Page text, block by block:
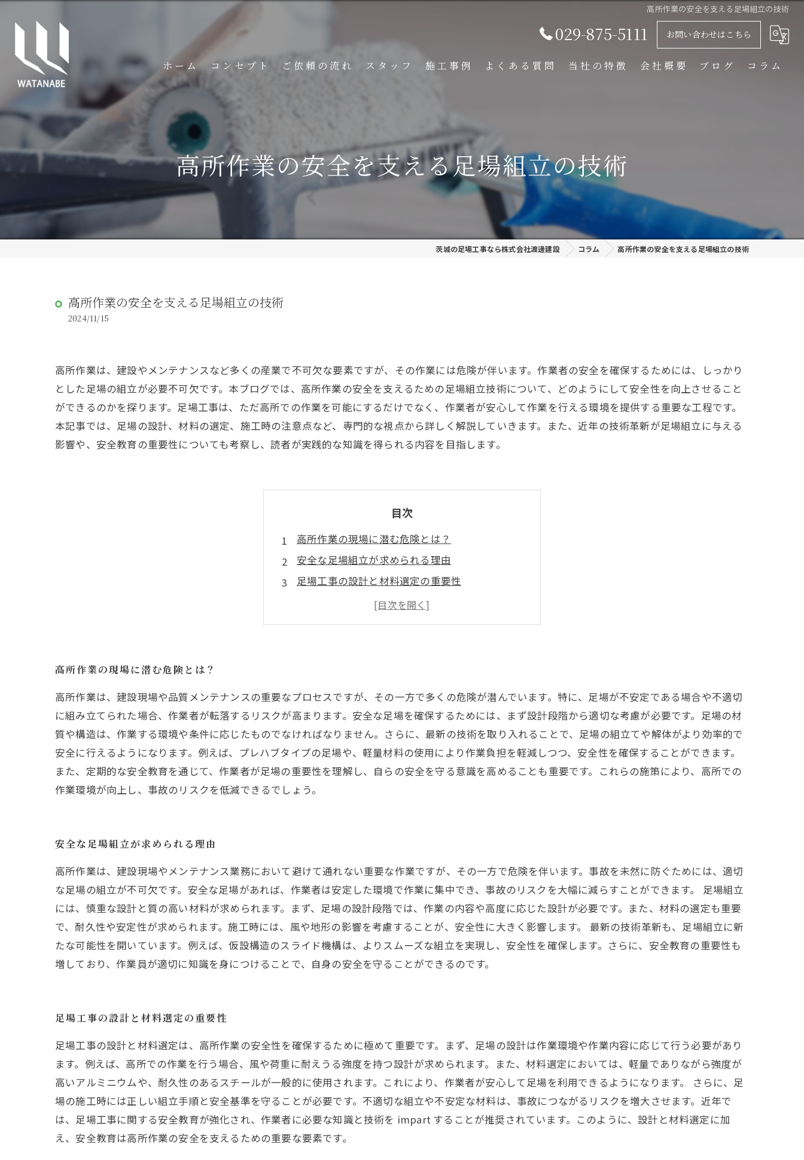
高所作業の安全を支える足場組立の技術
029-875-5111 お問い合わせはこちら
ホーム コンセプト ご依頼の流れ スタッフ 施工事例 よくある質問 当社の特徴
プラント工事
リース
会社概要 ブログ コラム
高所作業の安全を支える足場組立の技術
茨城の足場工事なら株式会社渡邊建設 コラム 高所作業の安全を支える足場組立の技術
高所作業の安全を支える足場組立の技術
2024/11/15
高所作業は、建設やメンテナンスなど多くの産業で不可欠な要素ですが、その作業には危険が伴います。作業者の安全を確保するためには、しっかり
とした足場の組立が必要不可欠です。本ブログでは、高所作業の安全を支えるための足場組立技術について、どのようにして安全性を向上させること
ができるのかを探ります。足場工事は、ただ高所での作業を可能にするだけでなく、作業者が安心して作業を行える環境を提供する重要な工程です。
本記事では、足場の設計、材料の選定、施工時の注意点など、専門的な視点から詳しく解説していきます。また、近年の技術革新が足場組立に与える
影響や、安全教育の重要性についても考察し、読者が実践的な知識を得られる内容を目指します。
目次
高所作業の現場に潜む危険とは？
安全な足場組立が求められる理由
足場工事の設計と材料選定の重要性
施工時の注意ポイントとベストプラクティス
新技術が変える足場組立の未来とは
高所作業の現場に潜む危険とは？
高所作業は、建設現場や品質メンテナンスの重要なプロセスですが、その一方で多くの危険が潜んでいます。特に、足場が不安定である場合や不適切
に組み立てられた場合、作業者が転落するリスクが高まります。安全な足場を確保するためには、まず設計段階から適切な考慮が必要です。足場の材
質や構造は、作業する環境や条件に応じたものでなければなりません。さらに、最新の技術を取り入れることで、足場の組立てや解体がより効率的で
安全に行えるようになります。例えば、プレハブタイプの足場や、軽量材料の使用により作業負担を軽減しつつ、安全性を確保することができます。
また、定期的な安全教育を通じて、作業者が足場の重要性を理解し、自らの安全を守る意識を高めることも重要です。これらの施策により、高所での
作業環境が向上し、事故のリスクを低減できるでしょう。
安全な足場組立が求められる理由
高所作業は、建設現場やメンテナンス業務において避けて通れない重要な作業ですが、その一方で危険を伴います。事故を未然に防ぐためには、適切
な足場の組立が不可欠です。安全な足場があれば、作業者は安定した環境で作業に集中でき、事故のリスクを大幅に減らすことができます。 足場組立
には、慎重な設計と質の高い材料が求められます。まず、足場の設計段階では、作業の内容や高度に応じた設計が必要です。また、材料の選定も重要
で、耐久性や安定性が求められます。施工時には、風や地形の影響を考慮することが、安全性に大きく影響します。 最新の技術革新も、足場組立に新
たな可能性を開いています。例えば、仮設構造のスライド機構は、よりスムーズな組立を実現し、安全性を確保します。さらに、安全教育の重要性も
増しており、作業員が適切に知識を身につけることで、自身の安全を守ることができるのです。
足場工事の設計と材料選定の重要性
足場工事の設計と材料選定は、高所作業の安全性を確保するために極めて重要です。まず、足場の設計は作業環境や作業内容に応じて行う必要があり
ます。例えば、高所での作業を行う場合、風や荷重に耐えうる強度を持つ設計が求められます。また、材料選定においては、軽量でありながら強度が
高いアルミニウムや、耐久性のあるスチールが一般的に使用されます。これにより、作業者が安心して足場を利用できるようになります。 さらに、足
場の施工時には正しい組立手順と安全基準を守ることが必要です。不適切な組立や不安定な材料は、事故につながるリスクを増大させます。近年で
は、足場工事に関する安全教育が強化され、作業者に必要な知識と技術を impart することが推奨されています。このように、設計と材料選定に加
え、安全教育は高所作業の安全を支えるための重要な要素です。